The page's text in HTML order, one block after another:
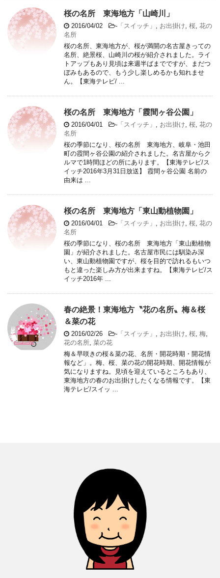
桜の名所 東海地方「山崎川」
2016/04/02 - 「スイッチ」 お出掛け 桜 花の
名所
桜の名所、東海地方が、桜が満開の名古屋きっての
名所、絶景桜、山崎川の桜が紹介されました。ライ
トアップもあり見頃は来週半ばまでですが、まだつ
ぼみもあるので、もう少し楽しめるかも知れませ
ん。【東海テレビ/ ...
桜の名所 東海地方「霞間ヶ谷公園」
2016/04/01 - 「スイッチ」 お出掛け 桜 花の
名所
桜の季節になり、桜の名所 東海地方、岐阜・池田
町の霞間ヶ谷公園の紹介されました。名古屋からク
ルマで1時間ほどの所にあります。【東海テレビ/ス
イッチ2016年3月31日放送】 霞間ヶ谷公園 名前の
由来は ...
桜の名所 東海地方「東山動植物園」
2016/04/01 - 「スイッチ」 お出掛け 桜 花の
名所
桜の季節になり、桜の名所 東海地方「東山動植物
園」が紹介されました。名古屋市民には馴染み深
い、東山動植物園ですが、桜を目的で訪れるもいつ
もと違った楽しみ方が出来ますね。【東海テレビ/ス
イッチ2016年 ...
春の絶景！東海地方〝花の名所〟梅＆桜
＆菜の花
2016/02/26 - 「スイッチ」 お出掛け 桜 梅
花の名所 菜の花
梅＆早咲きの桜＆菜の花、名所・開花時期・開花情
報など」。梅、桜、菜の花の開花時期、開花情報が
気になりますね。見頃を迎えているところもあり、
東海地方の春のお出掛けしたくなる情報です。【東
海テレビ/スイッ ...